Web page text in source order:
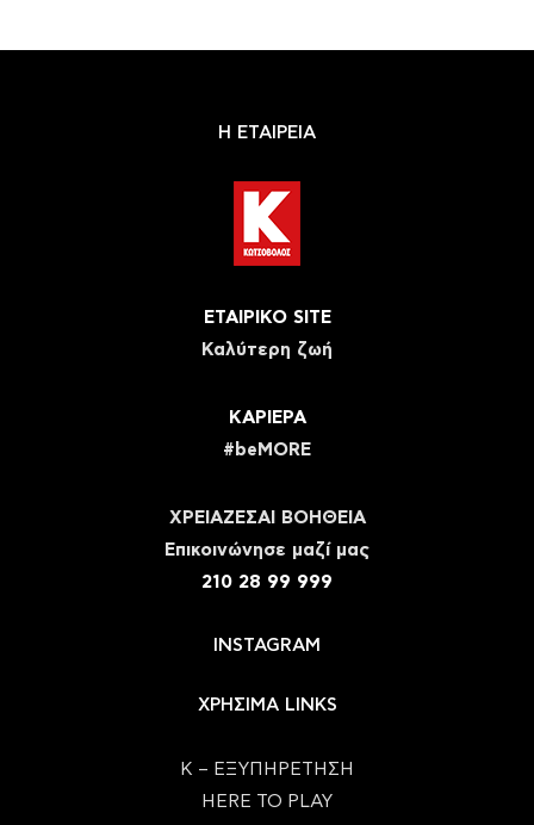
Η ΕΤΑΙΡΕΙΑ
ΕΤΑΙΡΙΚΟ SITE
Καλύτερη ζωή
ΚΑΡΙΕΡΑ
#beMORE
ΧΡΕΙΑΖΕΣΑΙ ΒΟΗΘΕΙΑ
Eπικοινώνησε μαζί μας
210 28 99 999
INSTAGRAM
ΧΡΗΣΙΜΑ LINKS
Κ – ΕΞΥΠΗΡΕΤΗΣΗ
HERE TO PLAY